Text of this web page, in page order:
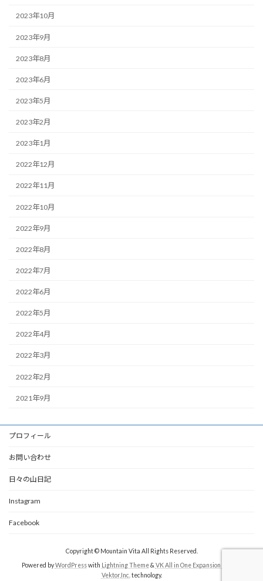
2023年10月
2023年9月
2023年8月
2023年6月
2023年5月
2023年2月
2023年1月
2022年12月
2022年11月
2022年10月
2022年9月
2022年8月
2022年7月
2022年6月
2022年5月
2022年4月
2022年3月
2022年2月
2021年9月
プロフィール
お問い合わせ
日々の山日記
Instagram
Facebook
Copyright © Mountain Vita All Rights Reserved.
Powered byWordPresswith Lightning Theme& VK All in One Expansion Unit
Vektor,Inc. technology.